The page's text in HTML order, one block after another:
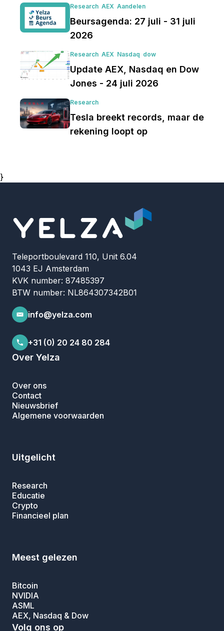
Research AEX Aandelen
Beursagenda: 27 juli - 31 juli
2026
Research AEX Nasdaq dow
Update AEX, Nasdaq en Dow
Jones - 24 juli 2026
Research
Tesla breekt records, maar de
rekening loopt op
}
Teleportboulevard 110, Unit 6.04
1043 EJ Amsterdam
KVK number: 87485397
BTW number: NL864307342B01
info@yelza.com
+31 (0) 20 24 80 284
Over Yelza
Over ons
Contact
Nieuwsbrief
Algemene voorwaarden
Uitgelicht
Research
Educatie
Crypto
Financieel plan
Meest gelezen
Bitcoin
NVIDIA
ASML
AEX, Nasdaq & Dow
Volg ons op